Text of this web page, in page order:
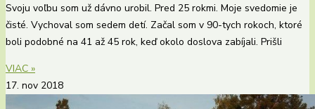
Svoju voľbu som už dávno urobil. Pred 25 rokmi. Moje svedomie je
čisté. Vychoval som sedem detí. Začal som v 90-tych rokoch, ktoré
boli podobné na 41 až 45 rok, keď okolo doslova zabíjali. Prišli
VIAC »
17. nov 2018